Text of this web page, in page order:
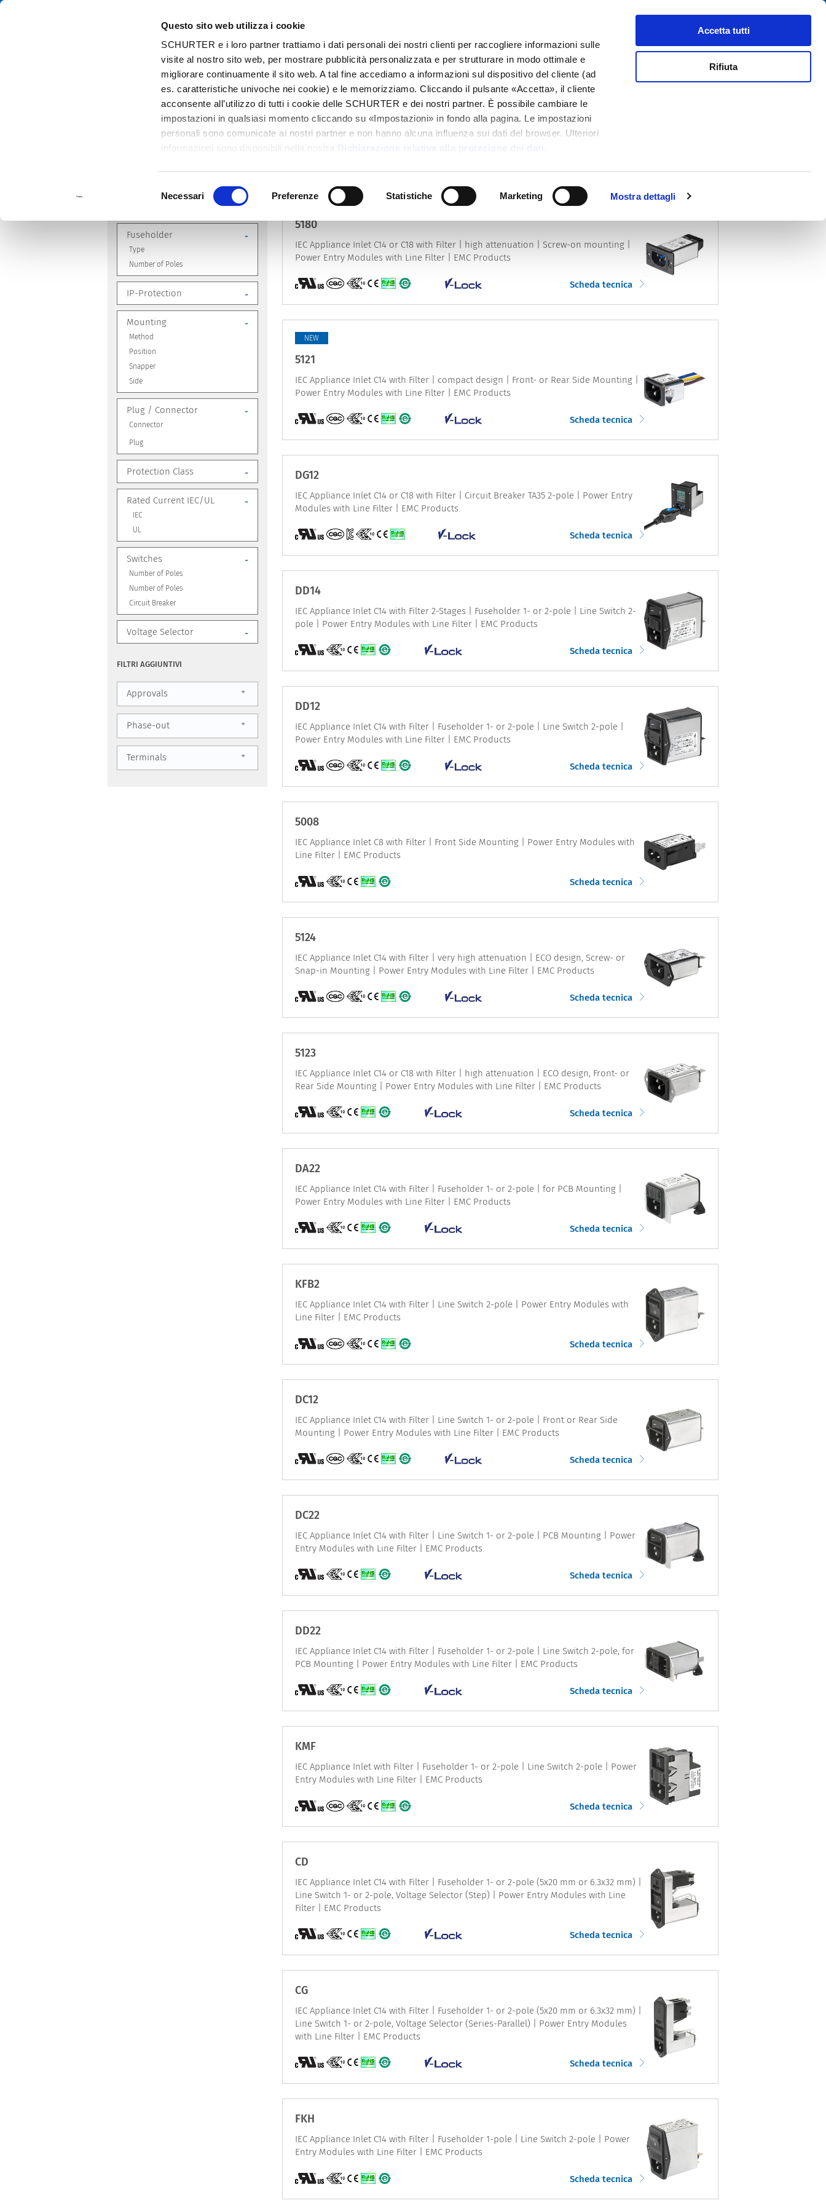
Questo sito web utilizza i cookie
SCHURTER e i loro partner trattiamo i dati personali dei nostri clienti per raccogliere informazioni sulle
visite al nostro sito web, per mostrare pubblicità personalizzata e per strutturare in modo ottimale e
migliorare continuamente il sito web. A tal fine accediamo a informazioni sul dispositivo del cliente (ad
es. caratteristiche univoche nei cookie) e le memorizziamo. Cliccando il pulsante «Accetta», il cliente
acconsente all’utilizzo di tutti i cookie delle SCHURTER e dei nostri partner. È possibile cambiare le
impostazioni in qualsiasi momento cliccando su «Impostazioni» in fondo alla pagina. Le impostazioni
personali sono comunicate ai nostri partner e non hanno alcuna influenza sui dati del browser. Ulteriori
informazioni sono disponibili nella nostra Dichiarazione relativa alla protezione dei dati
del
Necessari Preferenze Statistiche Marketing Mostra dettagli
Accetta tutti
Rifiuta
Catalogo Contatti
-
Fuseholder -
Type
Number of Poles
IP-Protection -
Mounting -
Method
Position
Snapper
Side
Plug / Connector -
Connector
Plug
Protection Class -
Rated Current IEC/UL -
IEC
UL
Switches -
Number of Poles
Number of Poles
Circuit Breaker
Voltage Selector -
FILTRI AGGIUNTIVI
Approvals +
Phase-out +
Terminals +
Moduli di ingresso alimentazione con filtro
inProdotti EMC| Cambia categoria
5180
IEC Appliance Inlet C14 or C18 with Filter | high attenuation | Screw-on mounting |
Power Entry Modules with Line Filter | EMC Products
Scheda tecnica
NEW
5121
IEC Appliance Inlet C14 with Filter | compact design | Front- or Rear Side Mounting |
Power Entry Modules with Line Filter | EMC Products
Scheda tecnica
DG12
IEC Appliance Inlet C14 or C18 with Filter | Circuit Breaker TA35 2-pole | Power Entry
Modules with Line Filter | EMC Products
Scheda tecnica
DD14
IEC Appliance Inlet C14 with Filter 2-Stages | Fuseholder 1- or 2-pole | Line Switch 2-
pole | Power Entry Modules with Line Filter | EMC Products
Scheda tecnica
DD12
IEC Appliance Inlet C14 with Filter | Fuseholder 1- or 2-pole | Line Switch 2-pole |
Power Entry Modules with Line Filter | EMC Products
Scheda tecnica
5008
IEC Appliance Inlet C8 with Filter | Front Side Mounting | Power Entry Modules with
Line Filter | EMC Products
Scheda tecnica
5124
IEC Appliance Inlet C14 with Filter | very high attenuation | ECO design, Screw- or
Snap-in Mounting | Power Entry Modules with Line Filter | EMC Products
Scheda tecnica
5123
IEC Appliance Inlet C14 or C18 with Filter | high attenuation | ECO design, Front- or
Rear Side Mounting | Power Entry Modules with Line Filter | EMC Products
Scheda tecnica
DA22
IEC Appliance Inlet C14 with Filter | Fuseholder 1- or 2-pole | for PCB Mounting |
Power Entry Modules with Line Filter | EMC Products
Scheda tecnica
KFB2
IEC Appliance Inlet C14 with Filter | Line Switch 2-pole | Power Entry Modules with
Line Filter | EMC Products
Scheda tecnica
DC12
IEC Appliance Inlet C14 with Filter | Line Switch 1- or 2-pole | Front or Rear Side
Mounting | Power Entry Modules with Line Filter | EMC Products
Scheda tecnica
DC22
IEC Appliance Inlet C14 with Filter | Line Switch 1- or 2-pole | PCB Mounting | Power
Entry Modules with Line Filter | EMC Products
Scheda tecnica
DD22
IEC Appliance Inlet C14 with Filter | Fuseholder 1- or 2-pole | Line Switch 2-pole, for
PCB Mounting | Power Entry Modules with Line Filter | EMC Products
Scheda tecnica
KMF
IEC Appliance Inlet with Filter | Fuseholder 1- or 2-pole | Line Switch 2-pole | Power
Entry Modules with Line Filter | EMC Products
Scheda tecnica
CD
IEC Appliance Inlet C14 with Filter | Fuseholder 1- or 2-pole (5x20 mm or 6.3x32 mm) |
Line Switch 1- or 2-pole, Voltage Selector (Step) | Power Entry Modules with Line
Filter | EMC Products
Scheda tecnica
CG
IEC Appliance Inlet C14 with Filter | Fuseholder 1- or 2-pole (5x20 mm or 6.3x32 mm) |
Line Switch 1- or 2-pole, Voltage Selector (Series-Parallel) | Power Entry Modules
with Line Filter | EMC Products
Scheda tecnica
FKH
IEC Appliance Inlet C14 with Filter | Fuseholder 1-pole | Line Switch 2-pole | Power
Entry Modules with Line Filter | EMC Products
Scheda tecnica